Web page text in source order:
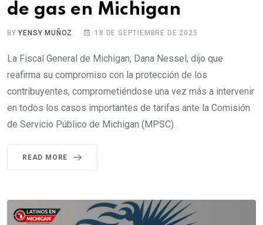
de gas en Michigan
BYYENSY MUÑOZ 18 DE SEPTIEMBRE DE 2025
La Fiscal General de Michigan, Dana Nessel, dijo que
reafirma su compromiso con la protección de los
contribuyentes, comprometiéndose una vez más a intervenir
en todos los casos importantes de tarifas ante la Comisión
de Servicio Público de Michigan (MPSC).
READ MORE